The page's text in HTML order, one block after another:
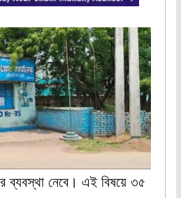
ব্যবস্থা নেবে। এই বিষয়ে ৩৫